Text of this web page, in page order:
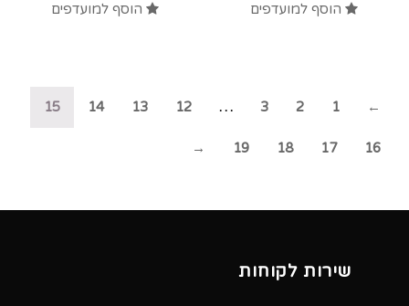
הוסף למועדפים הוסף למועדפים
←
1
2
3
…
12
13
14
15
16
17
18
19
→
שירות לקוחות